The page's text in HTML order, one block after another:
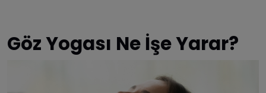
Göz Yogası Ne İşe Yarar?